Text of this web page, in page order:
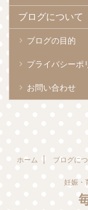
ブログについて
ブログの目的
プライバシーポ
お問い合わせ
ホーム ブログに
妊娠・